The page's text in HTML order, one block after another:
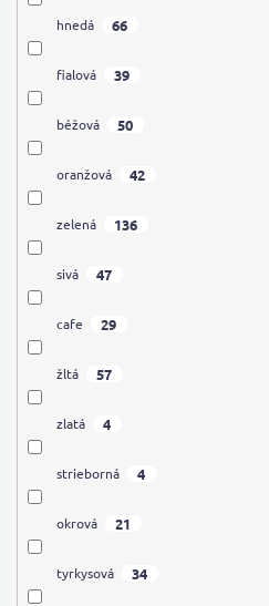
hnedá 66
fialová 39
béžová 50
oranžová 42
zelená 136
sivá 47
cafe 29
žltá 57
zlatá 4
strieborná 4
okrová 21
tyrkysová 34